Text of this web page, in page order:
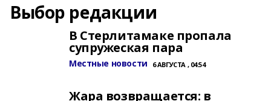
Выбор редакции
В Стерлитамаке пропала
супружеская пара
Местные новости 6 АВГУСТА , 04:54
Жара возвращается: в